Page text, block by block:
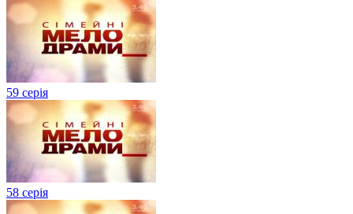
59 серія
58 серія